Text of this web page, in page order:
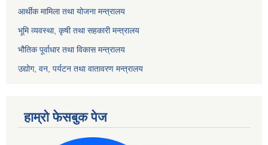
आर्थीक मामिला तथा योजना मन्त्रालय
भूमि व्यवस्था, कृषी तथा सहकारी मन्त्रालय
भौतिक पूर्वाधार तथा विकास मन्त्रालय
उद्योग, वन, पर्यटन तथा वातावरण मन्त्रालय
हाम्रो फेसबुक पेज